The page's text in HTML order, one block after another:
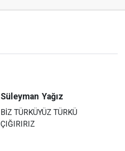
Süleyman Yağız
BİZ TÜRKÜYÜZ TÜRKÜ
ÇIĞIRIRIZ